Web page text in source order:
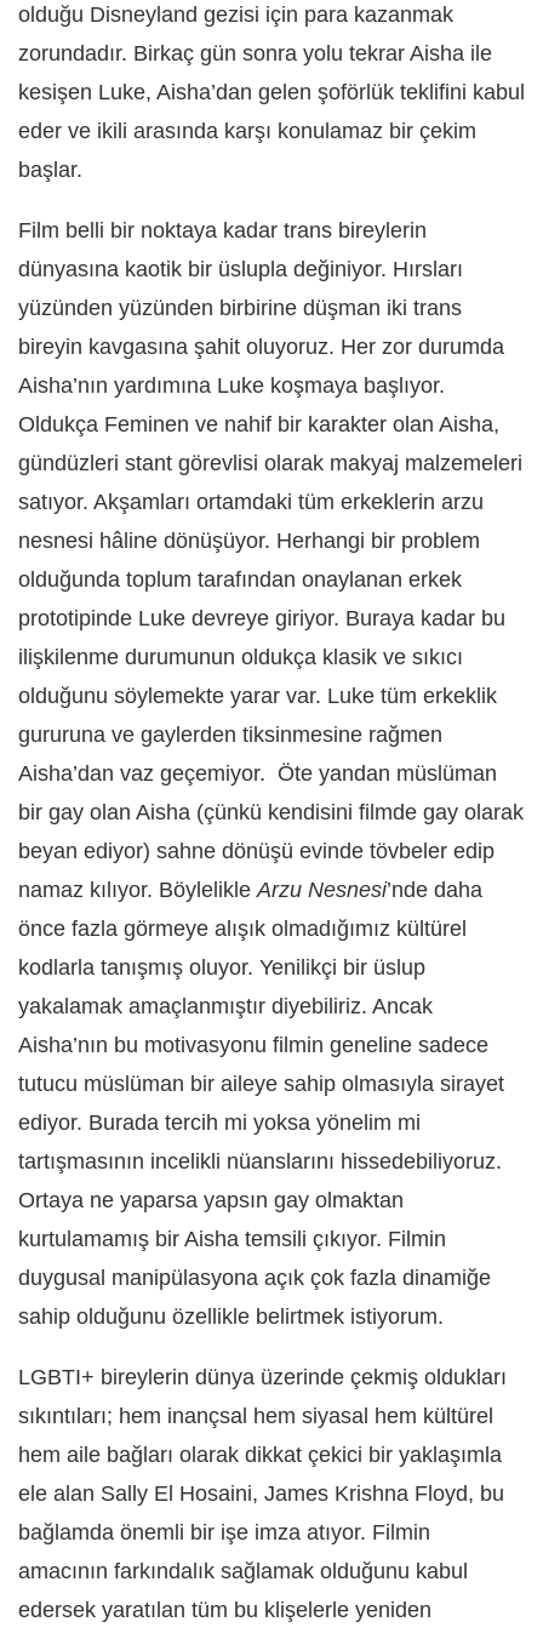
olduğu Disneyland gezisi için para kazanmak
zorundadır. Birkaç gün sonra yolu tekrar Aisha ile
kesişen Luke, Aisha’dan gelen şoförlük teklifini kabul
eder ve ikili arasında karşı konulamaz bir çekim
başlar.
Film belli bir noktaya kadar trans bireylerin
dünyasına kaotik bir üslupla değiniyor. Hırsları
yüzünden yüzünden birbirine düşman iki trans
bireyin kavgasına şahit oluyoruz. Her zor durumda
Aisha’nın yardımına Luke koşmaya başlıyor.
Oldukça Feminen ve nahif bir karakter olan Aisha,
gündüzleri stant görevlisi olarak makyaj malzemeleri
satıyor. Akşamları ortamdaki tüm erkeklerin arzu
nesnesi hâline dönüşüyor. Herhangi bir problem
olduğunda toplum tarafından onaylanan erkek
prototipinde Luke devreye giriyor. Buraya kadar bu
ilişkilenme durumunun oldukça klasik ve sıkıcı
olduğunu söylemekte yarar var. Luke tüm erkeklik
gururuna ve gaylerden tiksinmesine rağmen
Aisha’dan vaz geçemiyor. Öte yandan müslüman
bir gay olan Aisha (çünkü kendisini filmde gay olarak
beyan ediyor) sahne dönüşü evinde tövbeler edip
namaz kılıyor. BöylelikleArzu Nesnesi’nde daha
önce fazla görmeye alışık olmadığımız kültürel
kodlarla tanışmış oluyor. Yenilikçi bir üslup
yakalamak amaçlanmıştır diyebiliriz. Ancak
Aisha’nın bu motivasyonu filmin geneline sadece
tutucu müslüman bir aileye sahip olmasıyla sirayet
ediyor. Burada tercih mi yoksa yönelim mi
tartışmasının incelikli nüanslarını hissedebiliyoruz.
Ortaya ne yaparsa yapsın gay olmaktan
kurtulamamış bir Aisha temsili çıkıyor. Filmin
duygusal manipülasyona açık çok fazla dinamiğe
sahip olduğunu özellikle belirtmek istiyorum.
LGBTI+ bireylerin dünya üzerinde çekmiş oldukları
sıkıntıları; hem inançsal hem siyasal hem kültürel
hem aile bağları olarak dikkat çekici bir yaklaşımla
ele alan Sally El Hosaini, James Krishna Floyd, bu
bağlamda önemli bir işe imza atıyor. Filmin
amacının farkındalık sağlamak olduğunu kabul
edersek yaratılan tüm bu klişelerle yeniden